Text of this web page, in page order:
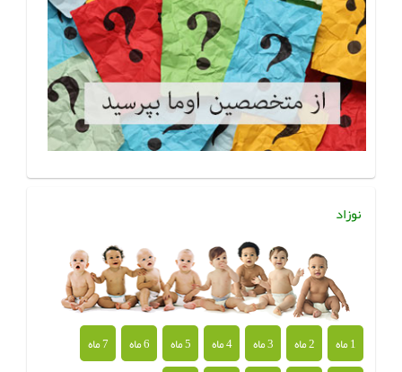
نوزاد
1 ماه 2 ماه 3 ماه 4 ماه 5 ماه 6 ماه
7 ماه